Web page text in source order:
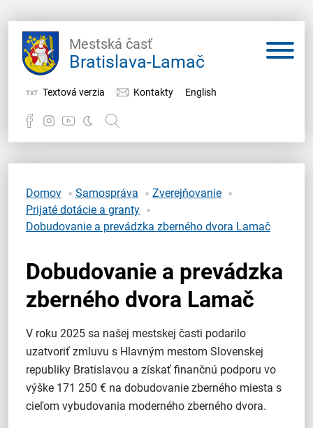
Mestská časť
Bratislava-Lamač
Textová verzia Kontakty English
Samospráva
Miestny úrad
Domov Samospráva
Zverejňovanie
Prijaté dotácie a granty
Dobudovanie a prevádzka zberného dvora Lamač
Dobudovanie a prevádzka
zberného dvora Lamač
V roku 2025 sa našej mestskej časti podarilo
uzatvoriť zmluvu s Hlavným mestom Slovenskej
republiky Bratislavou a získať finančnú podporu vo
výške 171 250 € na dobudovanie zberného miesta s
cieľom vybudovania moderného zberného dvora.